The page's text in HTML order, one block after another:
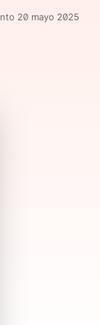
20 mayo 2025